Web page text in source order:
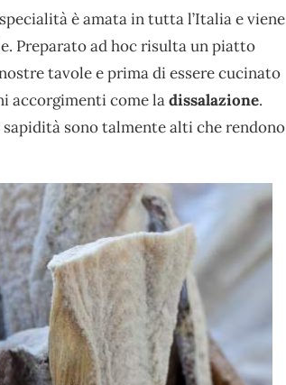
è amata in tutta l’Italia e viene
Preparato ad hoc risulta un piatto
tavole e prima di essere cucinato
accorgimenti come ladissalazione.
sono talmente alti che rendono